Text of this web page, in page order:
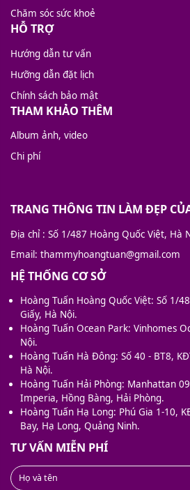
Chăm sóc sức khoẻ
HỖ TRỢ
Hướng dẫn tư vấn
Hưỡng dẫn đặt lịch
Chính sách bảo mật
THAM KHẢO THÊM
Album ảnh, video
Chi phí
TRANG THÔNG TIN LÀM ĐẸP
Địa chỉ: Số 1/487 Hoàng Quốc Việt, Hà
Email: thammyhoangtuan@gmail.com
HỆ THỐNG CƠ SỞ
Hoàng Tuấn Hoàng Quốc Việt: Số 1/
Giấy, Hà Nội.
Hoàng Tuấn Ocean Park: Vinhomes
Nội.
Hoàng Tuấn Hà Đông: Số 40 - BT8,
Hà Nội.
Hoàng Tuấn Hải Phòng: Manhattan
Imperia, Hồng Bàng, Hải Phòng.
Hoàng Tuấn Hạ Long: Phú Gia 1-10,
Bay, Hạ Long, Quảng Ninh.
TƯ VẤN MIỄN PHÍ